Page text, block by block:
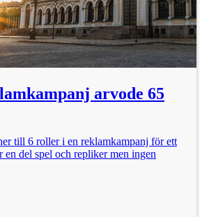
arvode 65
till 6 roller i en reklamkampanj för ett
en del spel och repliker men ingen